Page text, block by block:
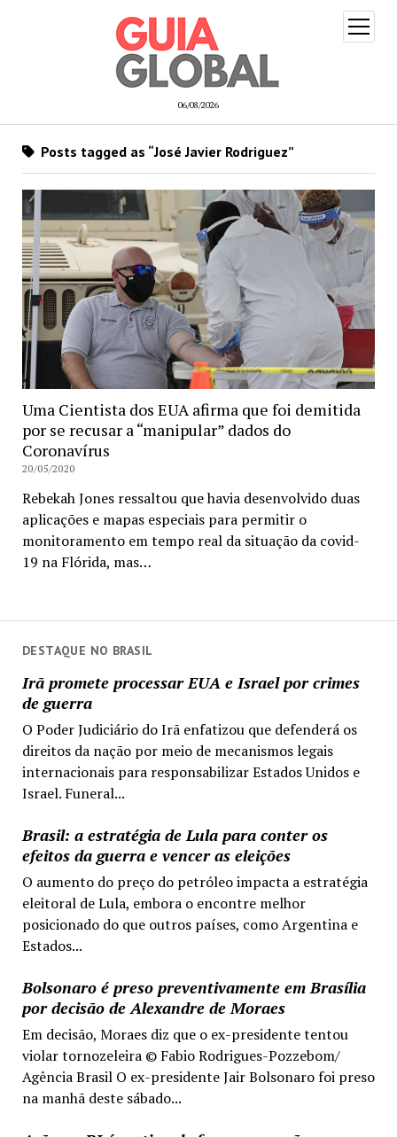
06/08/2026
open
menu
DESTAQUE NO BRASIL
Irã promete processar EUA e Israel por crimes
de guerra
O Poder Judiciário do Irã enfatizou que defenderá os
direitos da nação por meio de mecanismos legais
internacionais para responsabilizar Estados Unidos e
Israel. Funeral...
Brasil: a estratégia de Lula para conter os
efeitos da guerra e vencer as eleições
O aumento do preço do petróleo impacta a estratégia
eleitoral de Lula, embora o encontre melhor
posicionado do que outros países, como Argentina e
Estados...
Bolsonaro é preso preventivamente em Brasília
por decisão de Alexandre de Moraes
Em decisão, Moraes diz que o ex-presidente tentou
violar tornozeleira © Fabio Rodrigues-Pozzebom/
Agência Brasil O ex-presidente Jair Bolsonaro foi preso
na manhã deste sábado...
Posts tagged as “José Javier Rodriguez”
Uma Cientista dos EUA afirma que foi demitida
por se recusar a “manipular” dados do
Coronavírus
20/05/2020
Rebekah Jones ressaltou que havia desenvolvido duas
aplicações e mapas especiais para permitir o
monitoramento em tempo real da situação da covid-
19 na Flórida, mas…